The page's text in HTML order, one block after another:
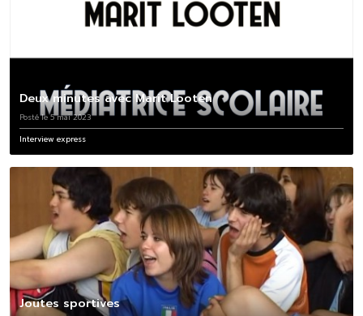
Deux minutes avec Marit Looten
Posté le 5 mai 2023
Interview express
Joutes sportives